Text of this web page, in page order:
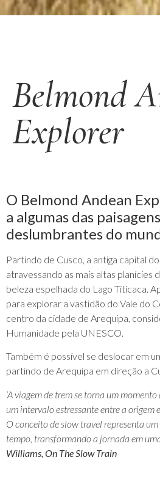
Belmond
Explorer
O Belmond Andean
a algumas das
deslumbrantes do
Partindo de Cusco, a antiga capital
atravessando as mais altas planícies
beleza espelhada do Lago Titicaca.
para explorar a vastidão do Vale do
centro da cidade de Arequipa,
Humanidade pela UNESCO.
Também é possível se deslocar em
partindo de Arequipa em direção a
‘A viagem de trem se torna um
um intervalo estressante entre a origem
O conceito de slow travel representa
tempo, transformando a jornada em
Williams, On The Slow Train